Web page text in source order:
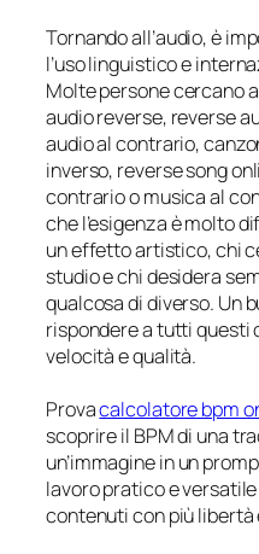
Tornando all’audio, è
l’uso linguistico e
Molte persone cercano
audio reverse, reverse
audio al contrario,
inverso, reverse song
contrario o musica al
che l’esigenza è molto
un effetto artistico, chi
studio e chi desidera
qualcosa di diverso. Un
rispondere a tutti questi
velocità e qualità.
Provacalcolatore bpm
scoprire il BPM di una
un’immagine in un
lavoro pratico e
contenuti con più libertà